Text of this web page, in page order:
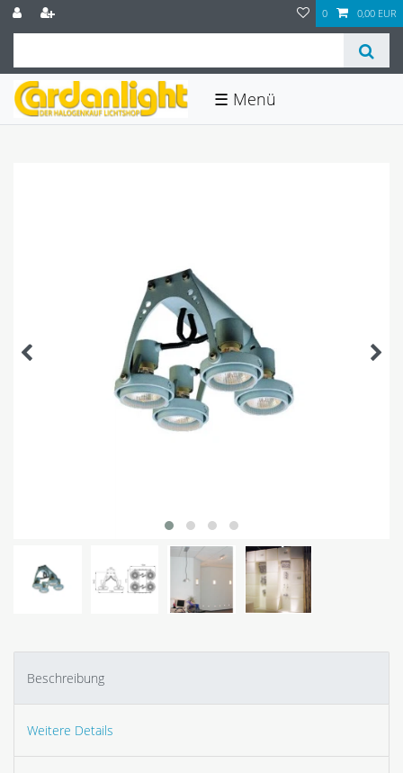
0 0,00 EUR
☰
Beschreibung
Weitere Details